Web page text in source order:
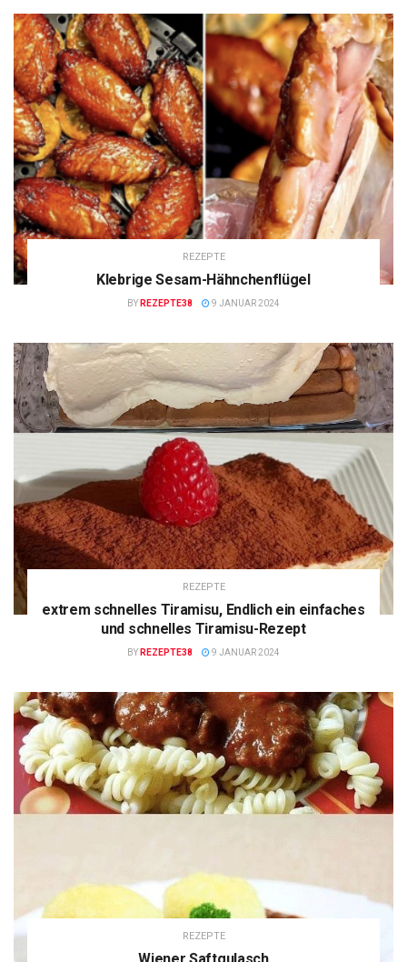
REZEPTE
Klebrige Sesam-Hähnchenflügel
BY REZEPTE38 9 JANUAR 2024
REZEPTE
extrem schnelles Tiramisu, Endlich ein einfaches
und schnelles Tiramisu-Rezept
BY REZEPTE38 9 JANUAR 2024
REZEPTE